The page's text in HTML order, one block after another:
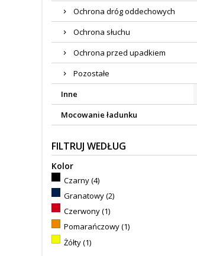
Ochrona dróg oddechowych
Ochrona słuchu
Ochrona przed upadkiem
Pozostałe
Inne
Mocowanie ładunku
FILTRUJ WEDŁUG
Kolor
Czarny(4)
Granatowy(2)
Czerwony(1)
Pomarańczowy(1)
Żółty(1)